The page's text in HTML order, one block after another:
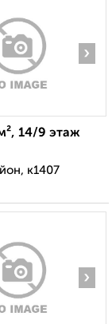
›
14/9 этаж
к1407
›